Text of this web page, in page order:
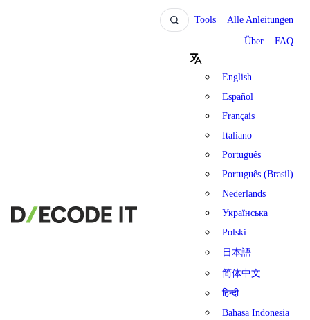
Tools Alle Anleitungen
Über FAQ
English
Español
Français
Italiano
Português
Português (Brasil)
Nederlands
Українська
Polski
日本語
简体中文
हिन्दी
Bahasa Indonesia